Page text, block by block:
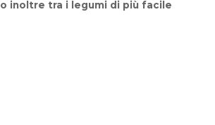
inoltre tra i legumi di più facile